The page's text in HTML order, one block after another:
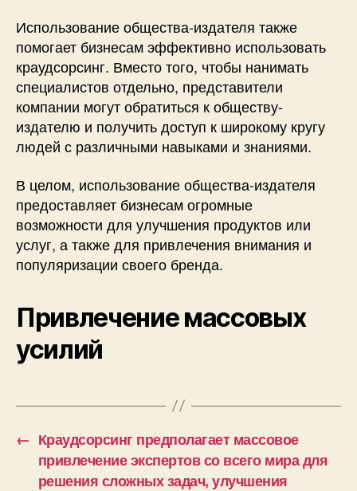
Использование общества-издателя также
помогает бизнесам эффективно использовать
краудсорсинг. Вместо того, чтобы нанимать
специалистов отдельно, представители
компании могут обратиться к обществу-
издателю и получить доступ к широкому кругу
людей с различными навыками и знаниями.
В целом, использование общества-издателя
предоставляет бизнесам огромные
возможности для улучшения продуктов или
услуг, а также для привлечения внимания и
популяризации своего бренда.
Привлечение массовых
усилий
← Краудсорсинг предполагает массовое
привлечение экспертов со всего мира для
решения сложных задач, улучшения